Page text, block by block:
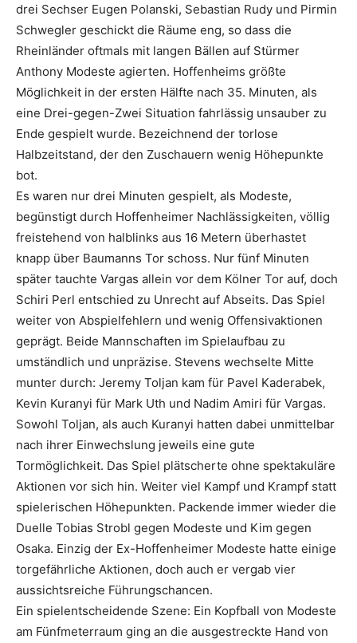
drei Sechser Eugen Polanski, Sebastian Rudy und Pirmin
Schwegler geschickt die Räume eng, so dass die
Rheinländer oftmals mit langen Bällen auf Stürmer
Anthony Modeste agierten. Hoffenheims größte
Möglichkeit in der ersten Hälfte nach 35. Minuten, als
eine Drei-gegen-Zwei Situation fahrlässig unsauber zu
Ende gespielt wurde. Bezeichnend der torlose
Halbzeitstand, der den Zuschauern wenig Höhepunkte
bot.
Es waren nur drei Minuten gespielt, als Modeste,
begünstigt durch Hoffenheimer Nachlässigkeiten, völlig
freistehend von halblinks aus 16 Metern überhastet
knapp über Baumanns Tor schoss. Nur fünf Minuten
später tauchte Vargas allein vor dem Kölner Tor auf, doch
Schiri Perl entschied zu Unrecht auf Abseits. Das Spiel
weiter von Abspielfehlern und wenig Offensivaktionen
geprägt. Beide Mannschaften im Spielaufbau zu
umständlich und unpräzise. Stevens wechselte Mitte
munter durch: Jeremy Toljan kam für Pavel Kaderabek,
Kevin Kuranyi für Mark Uth und Nadim Amiri für Vargas.
Sowohl Toljan, als auch Kuranyi hatten dabei unmittelbar
nach ihrer Einwechslung jeweils eine gute
Tormöglichkeit. Das Spiel plätscherte ohne spektakuläre
Aktionen vor sich hin. Weiter viel Kampf und Krampf statt
spielerischen Höhepunkten. Packende immer wieder die
Duelle Tobias Strobl gegen Modeste und Kim gegen
Osaka. Einzig der Ex-Hoffenheimer Modeste hatte einige
torgefährliche Aktionen, doch auch er vergab vier
aussichtsreiche Führungschancen.
Ein spielentscheidende Szene: Ein Kopfball von Modeste
am Fünfmeterraum ging an die ausgestreckte Hand von